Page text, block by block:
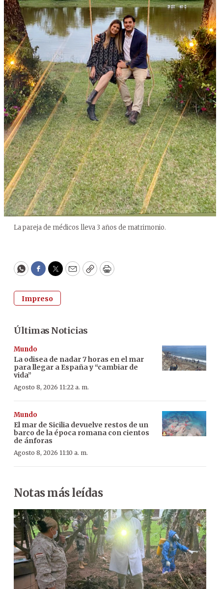
La pareja de médicos lleva 3 años de matrimonio.
WhatsApp
Facebook
Twitter
EmailCopyPrint
Impreso
Últimas Noticias
Mundo
La odisea de nadar 7 horas en el mar
para llegar a España y “cambiar de
vida”
Agosto 8, 2026 11:22 a. m.
Mundo
El mar de Sicilia devuelve restos de un
barco de la época romana con cientos
de ánforas
Agosto 8, 2026 11:10 a. m.
Notas más leídas